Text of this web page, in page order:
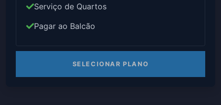
Serviço de Quartos
Pagar ao Balcão
SELECIONAR PLANO